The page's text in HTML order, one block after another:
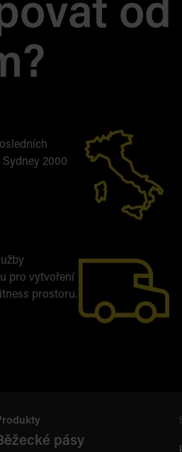
2000
pro vytvoření
prostoru.
pásy